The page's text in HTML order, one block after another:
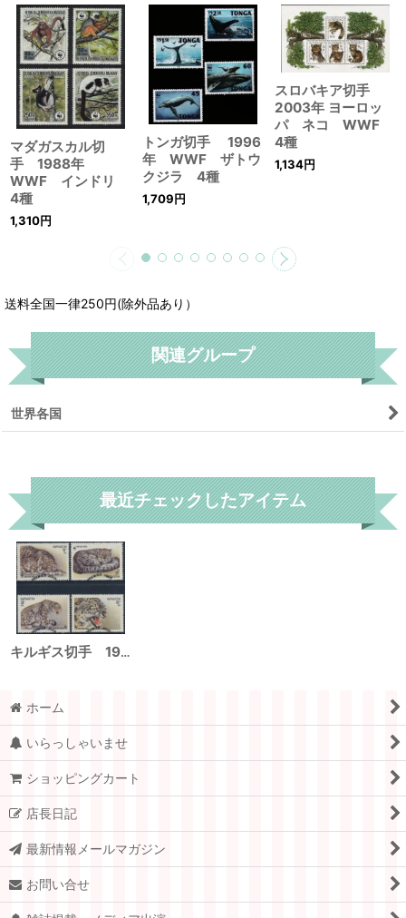
マダガスカル切
手 1988年
WWF インドリ
4種
1,310円
トンガ切手 1996
年 WWF ザトウ
クジラ 4種
1,709円
スロバキア切手
2003年 ヨーロッ
パ ネコ WWF
4種
1,134円
送料全国一律250円(除外品あり）
関連グループ
世界各国
最近チェックしたアイテム
キルギス切手 1994年 WWF ユキヒョウ 4種
ホーム
いらっしゃいませ
ショッピングカート
店長日記
最新情報メールマガジン
お問い合せ